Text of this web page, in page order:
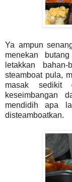
Ya ampun
menekan
letakkan
steamboat pula,
masak sedikit
keseimbangan
mendidih apa
disteamboatkan.